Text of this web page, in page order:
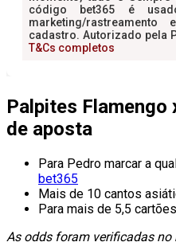
Palpites Flamengo
de aposta
Para Pedro marcar a
bet365
Mais de 10 cantos
Para mais de 5,5
As odds foram verificadas